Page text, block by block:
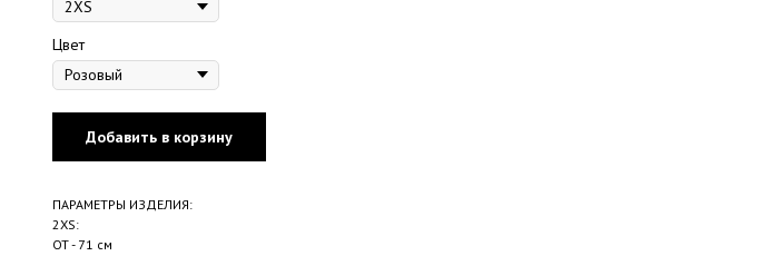
Цвет
Добавить в корзину
ПАРАМЕТРЫ ИЗДЕЛИЯ:
2XS:
ОТ - 71 см